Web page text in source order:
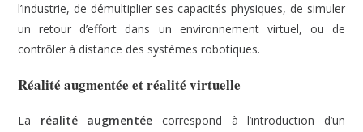
l’industrie, de démultiplier ses capacités physiques, de simuler
un retour d’effort dans un environnement virtuel, ou de
contrôler à distance des systèmes robotiques.
Réalité augmentée et réalité virtuelle
La réalité augmentée correspond à l’introduction d’un